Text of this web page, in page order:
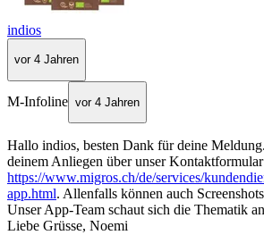
indios
vor 4 Jahren
M-Infoline vor 4 Jahren
Hallo indios, besten Dank für deine
deinem Anliegen über unser
https://www.migros.ch/de/services/
app.html. Allenfalls können auch
Unser App-Team schaut sich die Thematik
Liebe Grüsse, Noemi